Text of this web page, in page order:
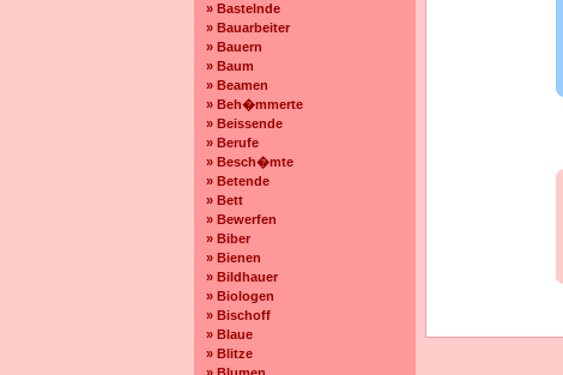
» Bastelnde
» Bauarbeiter
» Bauern
» Baum
» Beamen
» Beh�mmerte
» Beissende
» Berufe
» Besch�mte
» Betende
» Bett
» Bewerfen
» Biber
» Bienen
» Bildhauer
» Biologen
» Bischoff
» Blaue
» Blitze